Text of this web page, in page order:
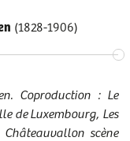
(1828-1906)
Coproduction : Le
de Luxembourg, Les
scène